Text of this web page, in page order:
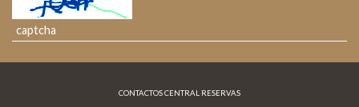
CONTACTOS CENTRAL RESERVAS